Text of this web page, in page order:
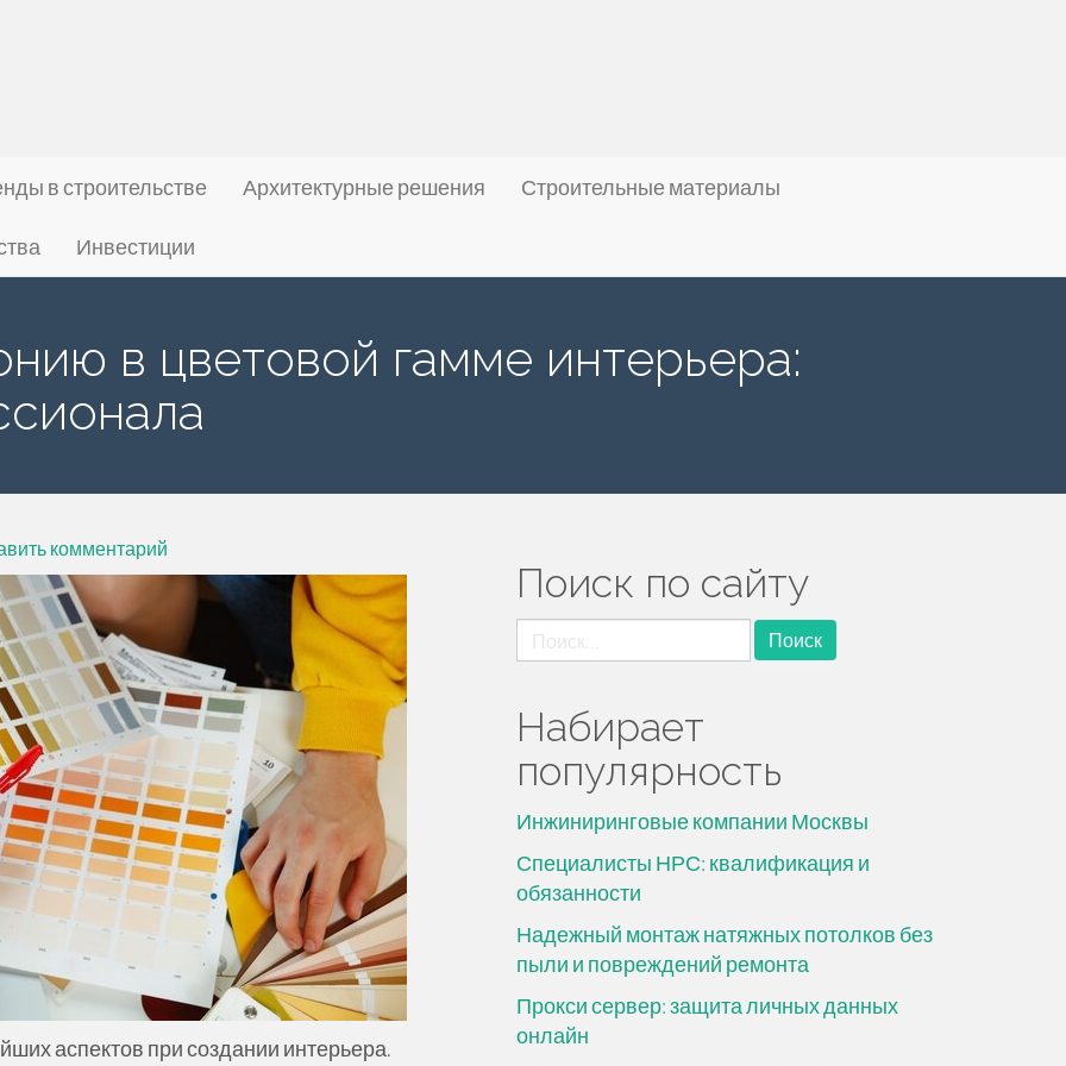
в строительстве Архитектурные решения Строительные материалы
Инвестиции
в цветовой гамме интерьера:
комментарий
аспектов при создании интерьера.
Поиск по сайту
Найти:
Набирает
популярность
Инжиниринговые компании Москвы
Специалисты НРС: квалификация и
обязанности
Надежный монтаж натяжных потолков без
пыли и повреждений ремонта
Прокси сервер: защита личных данных
онлайн